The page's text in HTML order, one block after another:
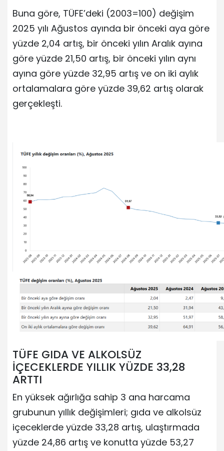
Buna göre, TÜFE’deki (2003=100) değişim
2025 yılı Ağustos ayında bir önceki aya göre
yüzde 2,04 artış, bir önceki yılın Aralık ayına
göre yüzde 21,50 artış, bir önceki yılın aynı
ayına göre yüzde 32,95 artış ve on iki aylık
ortalamalara göre yüzde 39,62 artış olarak
gerçekleşti.
TÜFE GIDA VE ALKOLSÜZ
İÇECEKLERDE YILLIK YÜZDE 33,28
ARTTI
En yüksek ağırlığa sahip 3 ana harcama
grubunun yıllık değişimleri; gıda ve alkolsüz
içeceklerde yüzde 33,28 artış, ulaştırmada
yüzde 24,86 artış ve konutta yüzde 53,27